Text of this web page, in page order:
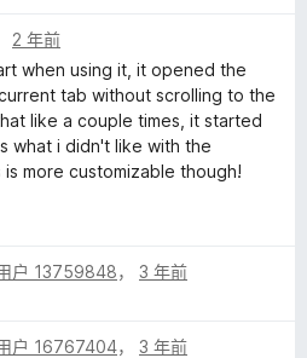
2 年前
when using it, it opened the
tab without scrolling to the
like a couple times, it started
what i didn't like with the
more customizable though!
户 13759848， 3 年前
户 16767404， 3 年前